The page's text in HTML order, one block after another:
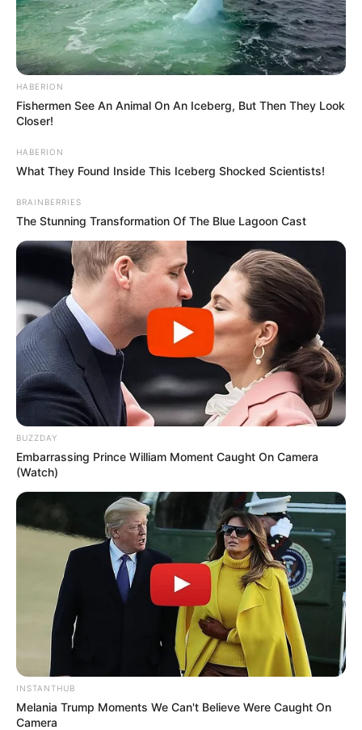
HABERION
Fishermen See An Animal On An Iceberg, But Then They Look
Closer!
HABERION
What They Found Inside This Iceberg Shocked Scientists!
BRAINBERRIES
The Stunning Transformation Of The Blue Lagoon Cast
BUZZDAY
Embarrassing Prince William Moment Caught On Camera
(Watch)
INSTANTHUB
Melania Trump Moments We Can't Believe Were Caught On
Camera